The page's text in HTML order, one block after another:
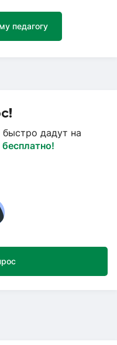
педагогу
дадут на